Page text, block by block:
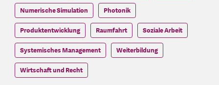
Numerische Simulation Photonik
Produktentwicklung Raumfahrt Soziale Arbeit
Systemisches Management Weiterbildung
Wirtschaft und Recht